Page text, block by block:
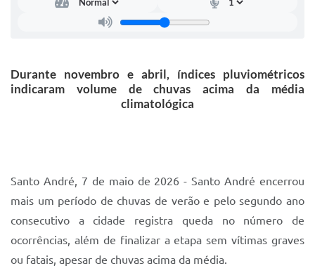
Lei de acesso à informação
Ouvidoria da Cidade
Quadra Fiscal
Sistema Colab
Durante novembro e abril, índices pluviométricos
indicaram volume de chuvas acima da média
climatológica
Santo André, 7 de maio de 2026 - Santo André encerrou
mais um período de chuvas de verão e pelo segundo ano
consecutivo a cidade registra queda no número de
ocorrências, além de finalizar a etapa sem vítimas graves
ou fatais, apesar de chuvas acima da média.